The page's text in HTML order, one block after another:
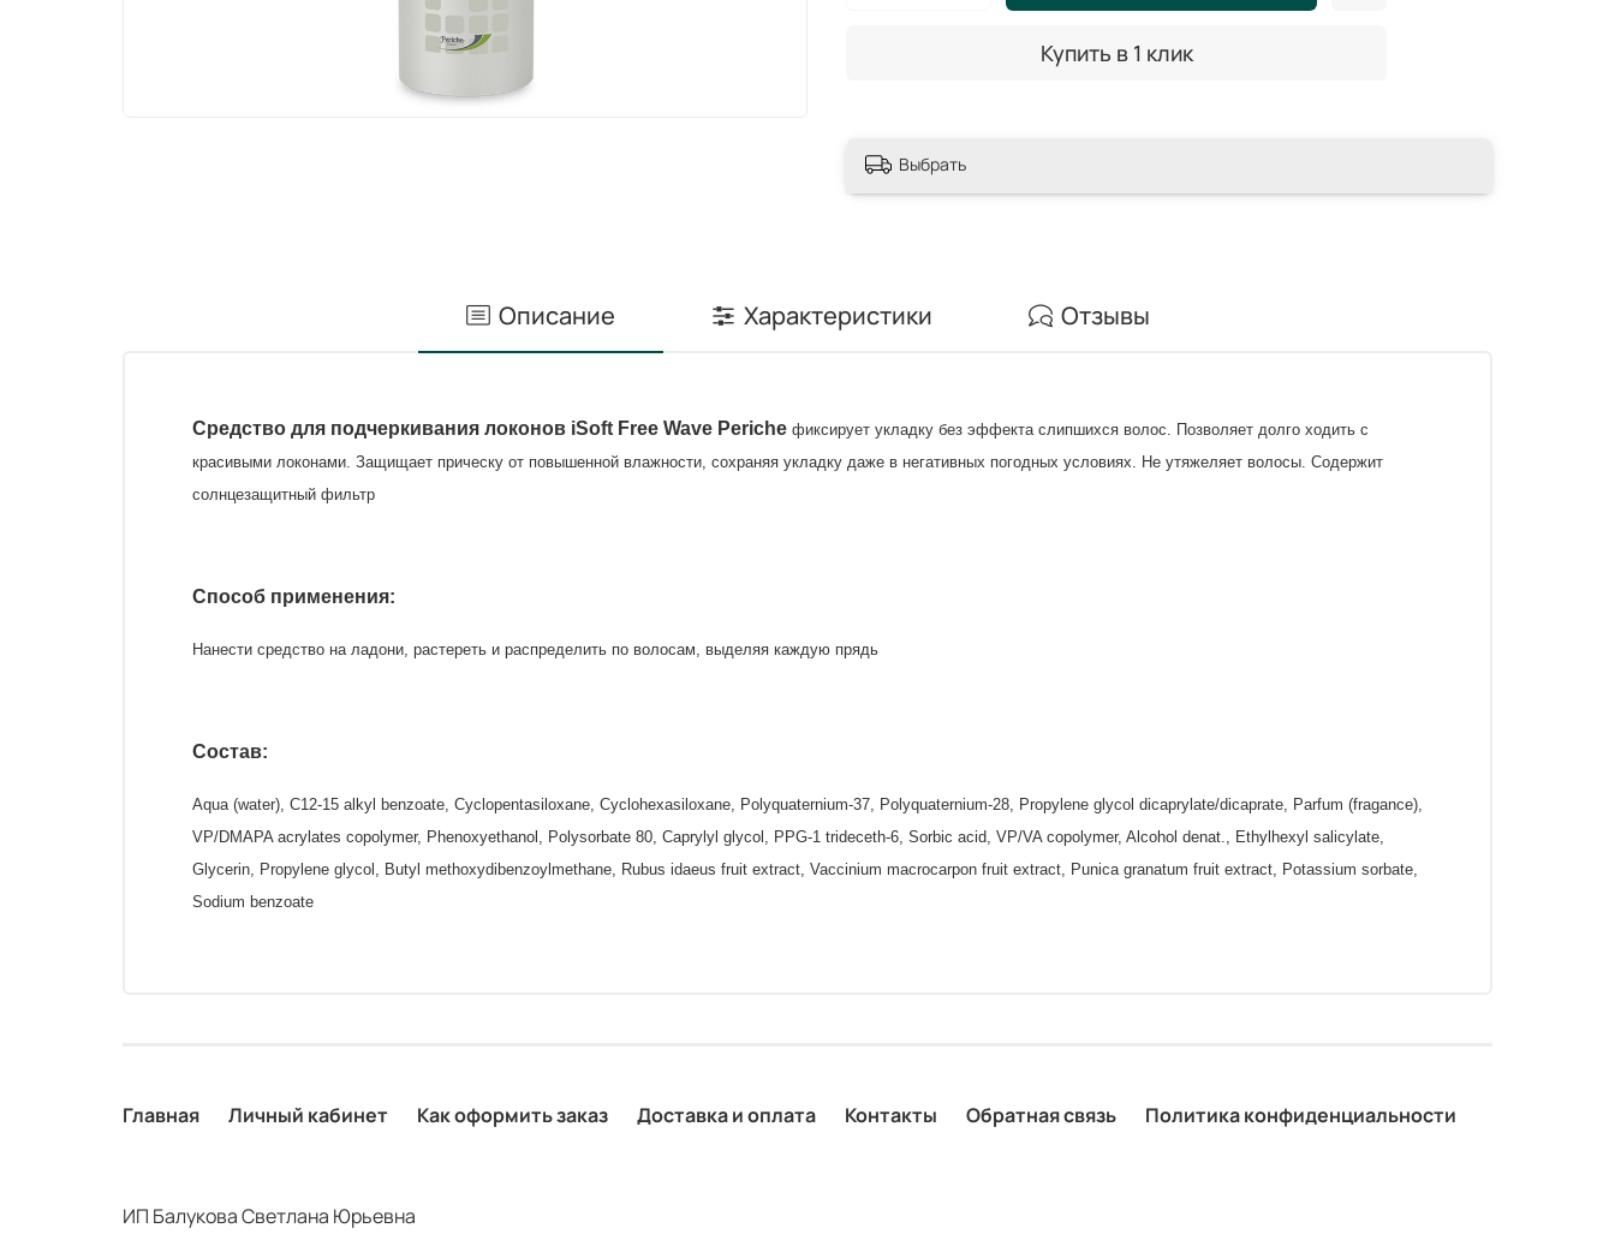
Купить в 1 клик
Выбрать
Описание Характеристики Отзывы
Средство для подчеркивания локонов iSoft Free Wave Periche фиксирует укладку без эффекта слипшихся волос. Позволяет долго ходить с
красивыми локонами. Защищает прическу от повышенной влажности, сохраняя укладку даже в негативных погодных условиях. Не утяжеляет волосы. Содержит
солнцезащитный фильтр
Способ применения:
Нанести средство на ладони, растереть и распределить по волосам, выделяя каждую прядь
Состав:
Aqua (water), C12-15 alkyl benzoate, Cyclopentasiloxane, Cyclohexasiloxane, Polyquaternium-37, Polyquaternium-28, Propylene glycol dicaprylate/dicaprate, Parfum (fragance),
VP/DMAPA acrylates copolymer, Phenoxyethanol, Polysorbate 80, Caprylyl glycol, PPG-1 trideceth-6, Sorbic acid, VP/VA copolymer, Alcohol denat., Ethylhexyl salicylate,
Glycerin, Propylene glycol, Butyl methoxydibenzoylmethane, Rubus idaeus fruit extract, Vaccinium macrocarpon fruit extract, Punica granatum fruit extract, Potassium sorbate,
Sodium benzoate
Главная Личный кабинет Как оформить заказ Доставка и оплата Контакты Обратная связь Политика конфиденциальности
ИП Балукова Светлана Юрьевна